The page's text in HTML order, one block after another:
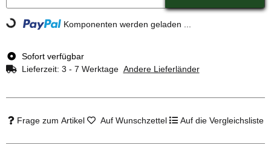
Loading... Komponenten werden geladen ...
Sofort verfügbar
Lieferzeit: 3 - 7 Werktage Andere Lieferländer
Frage zum Artikel Auf Wunschzettel Auf die Vergleichsliste